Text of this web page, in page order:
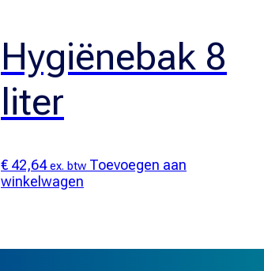
Hygiënebak 8
liter
€ 42,64 ex. btw Toevoegen aan
winkelwagen